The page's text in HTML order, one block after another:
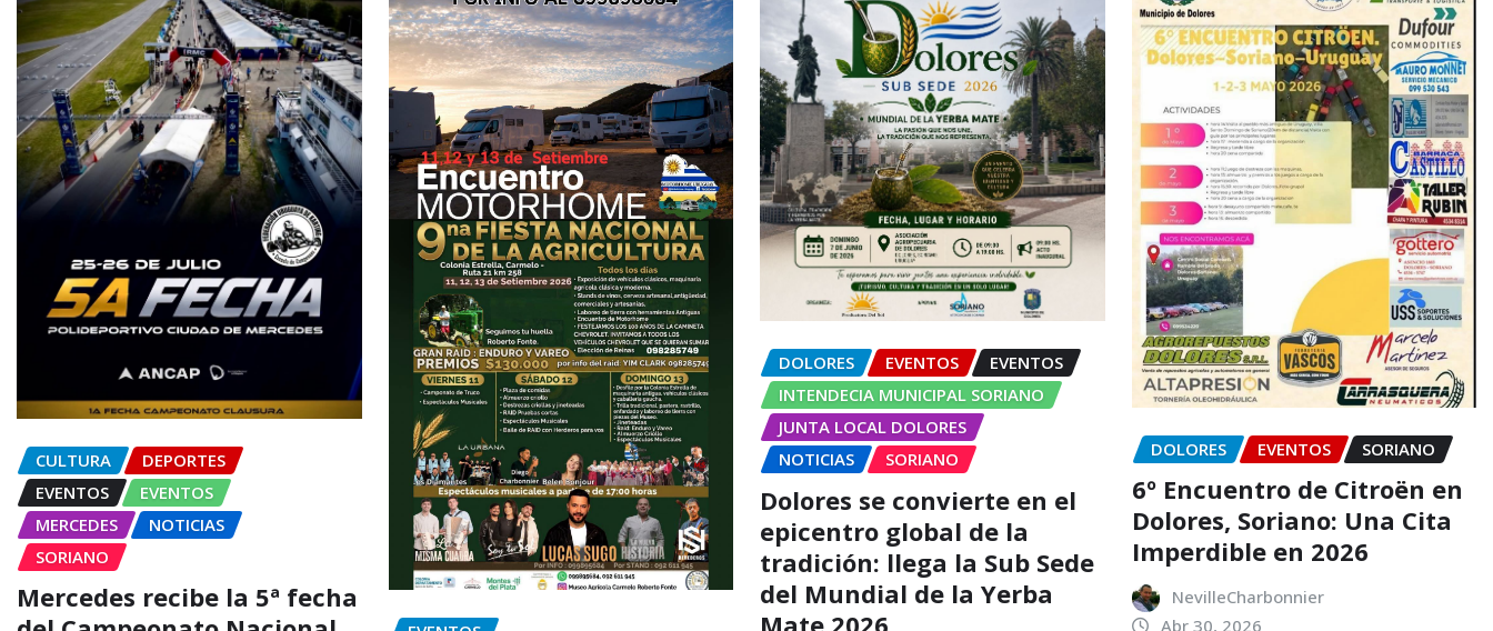
CULTURA
DEPORTES
EVENTOS
EVENTOS
MERCEDES
NOTICIAS
SORIANO
Mercedes recibe la 5ª fecha
DOLORES EVENTOS
EVENTOS
INTENDECIA MUNICIPAL SORIANO
JUNTA LOCAL DOLORES
NOTICIAS
SORIANO
Dolores se convierte en el
epicentro global de la
tradición: llega la Sub Sede
del Mundial de la Yerba
Mate 2026
DOLORES EVENTOS SORIANO
6º Encuentro de Citroën en
Dolores, Soriano: Una Cita
Imperdible en 2026
NevilleCharbonnier
Abr 30, 2026